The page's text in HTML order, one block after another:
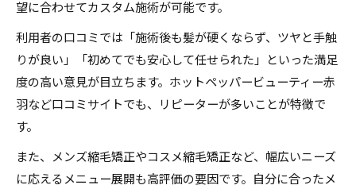
望に合わせてカスタム施術が可能です。
利用者の口コミでは「施術後も髪が硬くならず、ツヤと手触
りが良い」「初めてでも安心して任せられた」といった満足
度の高い意見が目立ちます。ホットペッパービューティー赤
羽など口コミサイトでも、リピーターが多いことが特徴で
す。
また、メンズ縮毛矯正やコスメ縮毛矯正など、幅広いニーズ
に応えるメニュー展開も高評価の要因です。自分に合ったメ